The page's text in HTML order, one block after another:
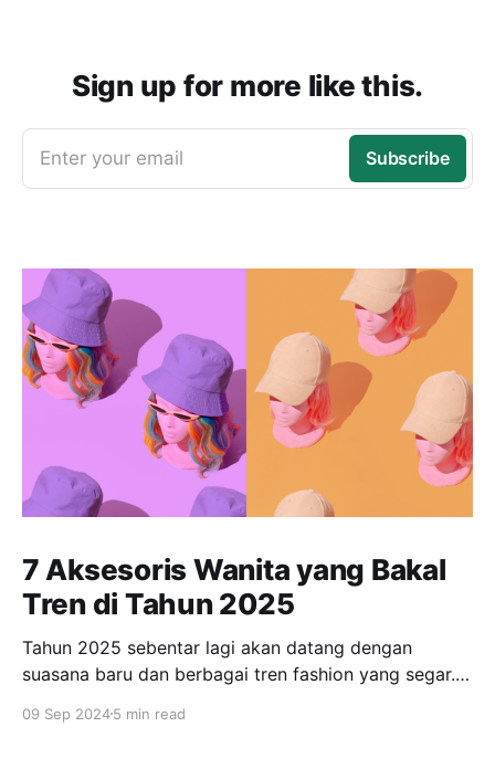
Sign up for more like this.
Enter your email Subscribe
7 Aksesoris Wanita yang Bakal
Tren di Tahun 2025
Tahun 2025 sebentar lagi akan datang dengan
suasana baru dan berbagai tren fashion yang segar.
relevan dengan tren terkini menjadi salah satu
09 Sep 20245 min read